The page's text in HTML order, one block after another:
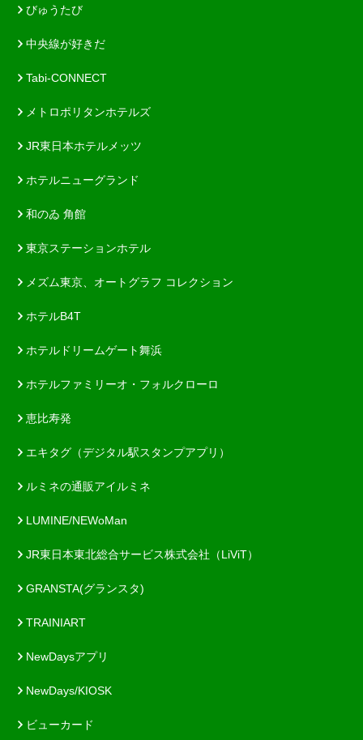
びゅうたび
中央線が好きだ
Tabi-CONNECT
メトロポリタンホテルズ
JR東日本ホテルメッツ
ホテルニューグランド
和のゐ 角館
東京ステーションホテル
メズム東京、オートグラフ コレクション
ホテルB4T
ホテルドリームゲート舞浜
ホテルファミリーオ・フォルクローロ
恵比寿発
エキタグ（デジタル駅スタンプアプリ）
ルミネの通販アイルミネ
LUMINE/NEWoMan
JR東日本東北総合サービス株式会社（LiViT）
GRANSTA(グランスタ)
TRAINIART
NewDaysアプリ
NewDays/KIOSK
ビューカード